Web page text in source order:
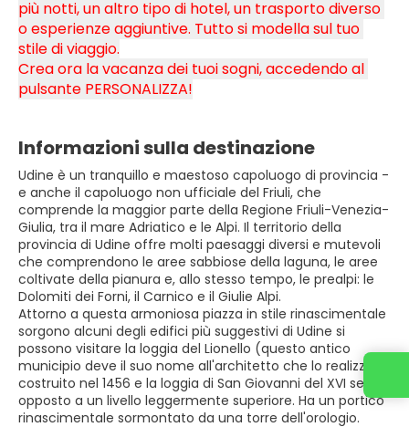
più notti, un altro tipo di hotel, un trasporto diverso
o esperienze aggiuntive. Tutto si modella sul tuo
stile di viaggio.
Crea ora la vacanza dei tuoi sogni, accedendo al
pulsante PERSONALIZZA!
Informazioni sulla destinazione
Udine è un tranquillo e maestoso capoluogo di provincia -
e anche il capoluogo non ufficiale del Friuli, che
comprende la maggior parte della Regione Friuli-Venezia-
Giulia, tra il mare Adriatico e le Alpi. Il territorio della
provincia di Udine offre molti paesaggi diversi e mutevoli
che comprendono le aree sabbiose della laguna, le aree
coltivate della pianura e, allo stesso tempo, le prealpi: le
Dolomiti dei Forni, il Carnico e il Giulie Alpi.
Attorno a questa armoniosa piazza in stile rinascimentale
sorgono alcuni degli edifici più suggestivi di Udine si
possono visitare la loggia del Lionello (questo antico
municipio deve il suo nome all'architetto che lo realizzò)
costruito nel 1456 e la loggia di San Giovanni del XVI sec.
opposto a un livello leggermente superiore. Ha un portico
rinascimentale sormontato da una torre dell'orologio.